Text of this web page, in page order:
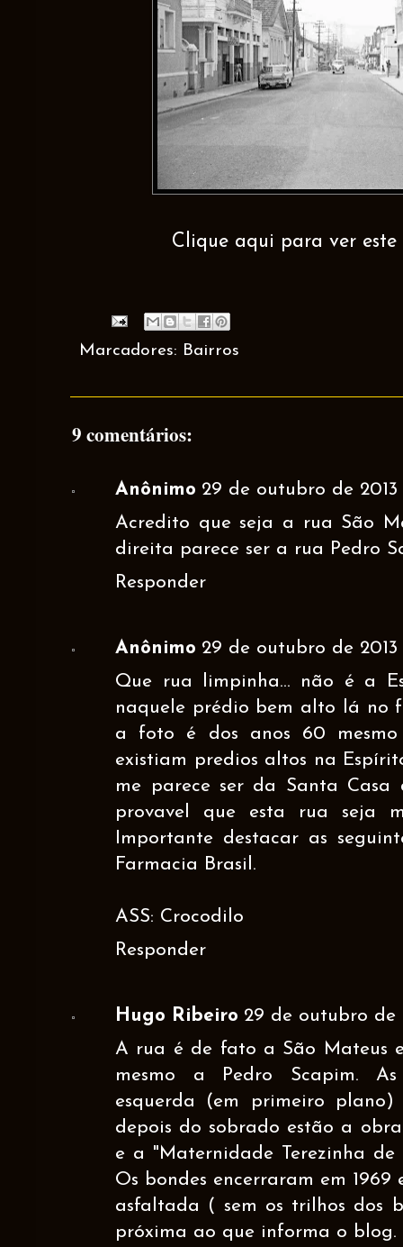
Clique aqui para ver
Marcadores: Bairros
9 comentários:
Anônimo 29 de outubro de 2013
Acredito que seja a rua São
direita parece ser a rua Pedro
Responder
Anônimo 29 de outubro de 2013
Que rua limpinha... não é a
naquele prédio bem alto lá no
a foto é dos anos 60
existiam predios altos na
me parece ser da Santa Casa
provavel que esta rua seja
Importante destacar as
Farmacia Brasil.
ASS: Crocodilo
Responder
Hugo Ribeiro 29 de outubro de
A rua é de fato a São Mateus
mesmo a Pedro Scapim.
esquerda (em primeiro
depois do sobrado estão a
e a "Maternidade Terezinha de
Os bondes encerraram em
asfaltada ( sem os trilhos dos
próxima ao que informa o